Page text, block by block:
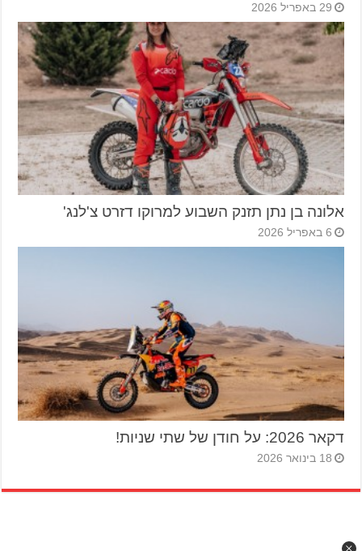
29 באפריל 2026
אלונה בן נתן תזנק השבוע למרוקו דזרט צ'לנג'
6 באפריל 2026
דקאר 2026: על חודן של שתי שניות!
18 בינואר 2026